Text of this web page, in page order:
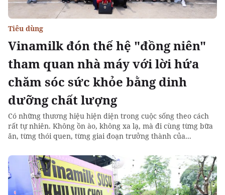
Vinamilk đón thế hệ "đồng niên"
tham quan nhà máy với lời hứa
chăm sóc sức khỏe bằng dinh
dưỡng chất lượng
Tiêu dùng
Có những thương hiệu hiện diện trong cuộc sống theo cách
rất tự nhiên. Không ồn ào, không xa lạ, mà đi cùng từng bữa
ăn, từng thói quen, từng giai đoạn trưởng thành của...